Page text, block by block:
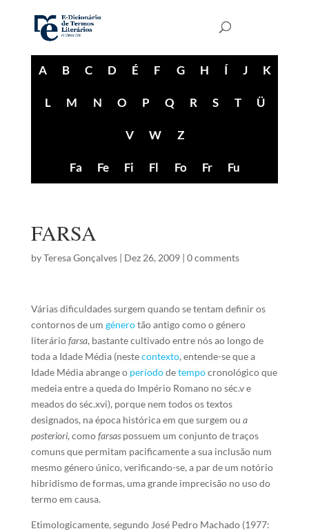
A B C D É F G H Í J K
L M N O P Q R S T Ü
V W Z
Fa Fe Fi Fl Fo Fr Fu
FARSA
byTeresa Gonçalves| Dez 26, 2009| 0 comments
Várias dificuldades surgem quando se tentam definir os
contornos de um génerotão antigo como o género
literáriofarsa, bastante cultivado entre nós ao longo de
toda a Idade Média (nestecontexto, entende-se que a
Idade Média abrange o períododetempocronológico que
medeia entre a queda do Império Romano no séc.v e
meados do séc.xvi), porque nem todos os textos
designados, na época histórica em que surgem ou a
posteriori, comofarsaspossuem um conjunto de traços
comuns que permitam pacificamente a sua inclusão num
mesmo género único, verificando-se, a par de um notório
hibridismo de formas, uma grande imprecisão no uso do
termo em causa.
Etimologicamente, segundo José Pedro Machado (1977: